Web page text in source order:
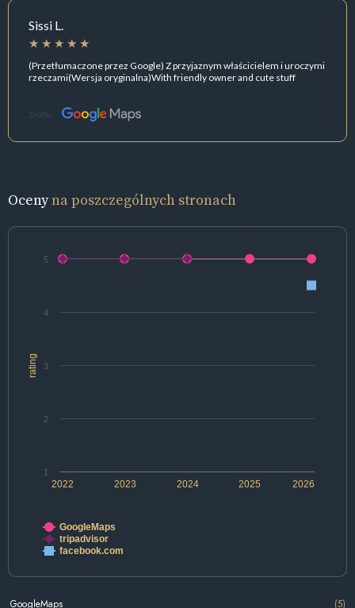
Sissi L.
(Przetłumaczone przez Google) Z przyjaznym właścicielem i uroczymi
rzeczami(Wersja oryginalna)With friendly owner and cute stuff
Źródło:
Ocenyna poszczególnych stronach
rating
2022 2024 2026
2023 2025
1
2
3
4
5
GoogleMaps
tripadvisor
facebook.com
GoogleMaps (5)